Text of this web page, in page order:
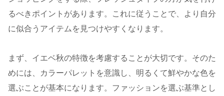
るべきポイントがあります。これに従うことで、より自分
に似合うアイテムを見つけやすくなります。
まず、イエベ秋の特徴を考慮することが大切です。そのた
めには、カラーパレットを意識し、明るくて鮮やかな色を
選ぶことが基本になります。ファッションを選ぶ基準とし